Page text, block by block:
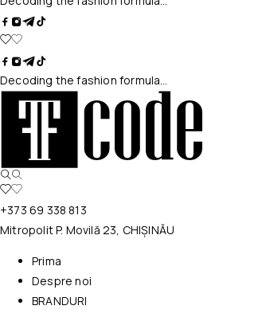
Decoding the fashion formula…
+373 69 338 813
Mitropolit P. Movilă 23, CHIȘINĂU
Prima
Despre noi
BRANDURI